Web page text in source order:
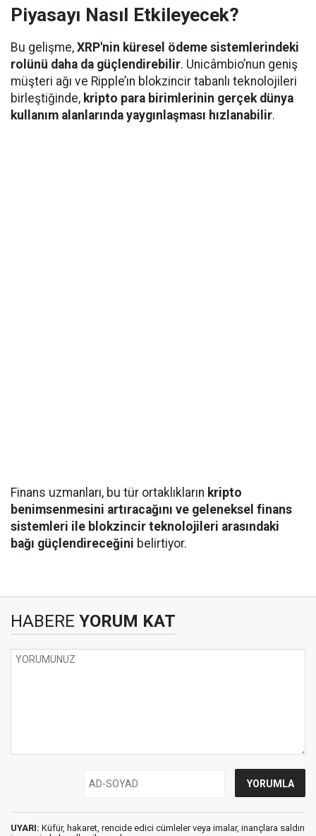
Piyasayı Nasıl Etkileyecek?
Bu gelişme, XRP'nin küresel ödeme sistemlerindeki
rolünü daha da güçlendirebilir. Unicâmbio’nun geniş
müşteri ağı ve Ripple’ın blokzincir tabanlı teknolojileri
birleştiğinde, kripto para birimlerinin gerçek dünya
kullanım alanlarında yaygınlaşması hızlanabilir.
Finans uzmanları, bu tür ortaklıkların kripto
benimsenmesini artıracağını ve geleneksel finans
sistemleri ile blokzincir teknolojileri arasındaki
bağı güçlendireceğini belirtiyor.
HABERE YORUM KAT
UYARI: Küfür, hakaret, rencide edici cümleler veya imalar, inançlara saldırı